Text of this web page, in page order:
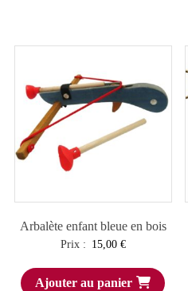
Arbalète enfant bleue en bois
Prix : 15,00 €
Ajouter au panier